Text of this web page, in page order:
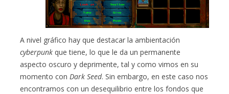
A nivel gráfico hay que destacar la ambientación
cyberpunk que tiene, lo que le da un permanente
aspecto oscuro y deprimente, tal y como vimos en su
momento conDark Seed. Sin embargo, en este caso nos
encontramos con un desequilibrio entre los fondos que